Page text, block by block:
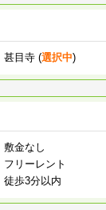
甚目寺 (選択中)
敷金なし
フリーレント
徒歩3分以内